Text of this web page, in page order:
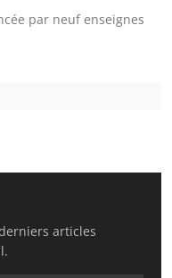
par neuf enseignes
articles